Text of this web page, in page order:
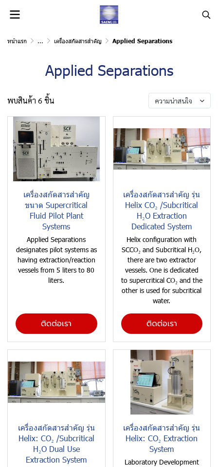
หน้าแรก ... เครื่องสกัดสารสำคัญ Applied Separations
Applied Separations
พบสินค้า 6 ชิ้น ความน่าสนใจ
เครื่องสกัดสารสำคัญ
ขนาด Supercritical
Fluid Pilot Plant
Systems
Applied Separations
designates pilot systems as
having extraction/reaction
vessels from 5 liters to 80
liters.
ติดต่อเรา
เครื่องสกัดสารสำคัญ รุ่น
Helix CO₂ /Subcritical
H₂O Extraction
Dedicated System
Helix configuration with
SCCO₂ and Subcritical H₂O,
there are two extractor
vessels. One is dedicated
to supercritical CO₂ and the
other is used for subcritical
water.
ติดต่อเรา
เครื่องสกัดสารสำคัญ รุ่น
Helix: CO₂ /Subcritical
H₂O Dual Use
Extraction System
เครื่องสกัดสารสำคัญ รุ่น
Helix: CO₂ Extraction
System
Laboratory Development